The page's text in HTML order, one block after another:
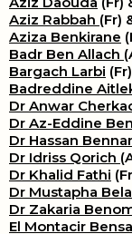
Aziz Rabbah (Fr)
Aziza Benkirane
Badr Ben Allach
Bargach Larbi (Fr)
Badreddine
Dr Anwar
Dr Az-Eddine
Dr Hassan
Dr Idriss Qorich
Dr Khalid Fathi
Dr Mustapha
Dr Zakaria
El Montacir